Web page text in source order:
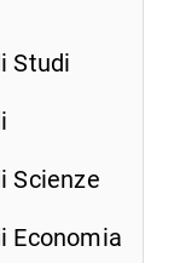
corrente
Studi
Scienze
Economia